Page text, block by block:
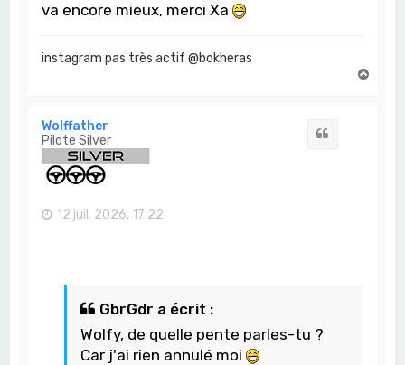
va encore mieux, merci Xa
instagram pas très actif @bokheras
Wolffather
Pilote Silver
12 juil. 2026, 17:22
GbrGdr a écrit :
Wolfy, de quelle pente parles-tu ?
Car j'ai rien annulé moi